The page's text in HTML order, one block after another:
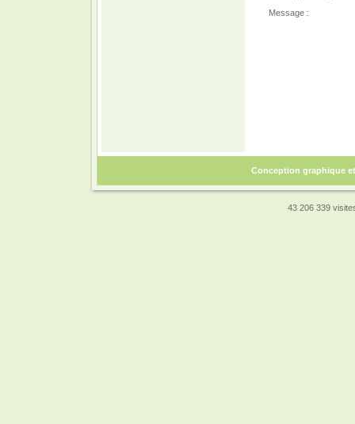
Message :
Conception graphique
43 206 339